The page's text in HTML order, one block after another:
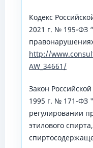
Кодекс
2021 г. № 195-ФЗ
http://
AW_34661/
Закон
1995 г. № 171-ФЗ
регулировании
этилового